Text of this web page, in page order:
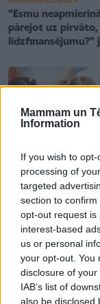
Mammam un
Information
If you wish to
processing of
targeted
section to
opt-out request is
interest-based
us or personal
your opt-out. You
disclosure of
IAB’s list of
also be disclosed
"Esmu
pārejot uz pirvāto,
līdzfinansējumu?"
AKTUALITĀTES
Sāk parakstu